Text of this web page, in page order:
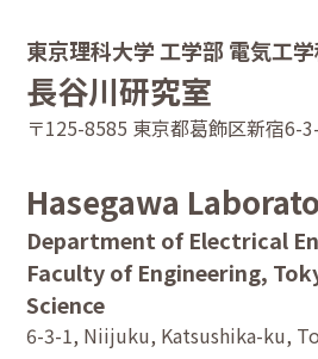
東京理科大学 工学部 電気工
長谷川研究室
〒125-8585 東京都葛飾区新宿6-
Hasegawa
Department of Electrical
Faculty of Engineering,
Science
6-3-1, Niijuku, Katsushika-ku,